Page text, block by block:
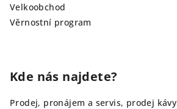
Velkoobchod
Věrnostní program
Kde nás najdete?
Prodej, pronájem a servis, prodej kávy